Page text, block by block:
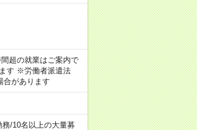
超の就業はご案内で
す ※労働者派遣法
合があります
務/10名以上の大量募